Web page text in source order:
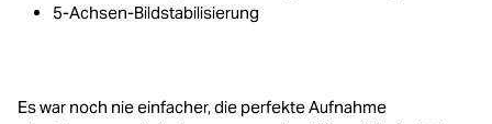
5-Achsen-Bildstabilisierung
Es war noch nie einfacher, die perfekte Aufnahme